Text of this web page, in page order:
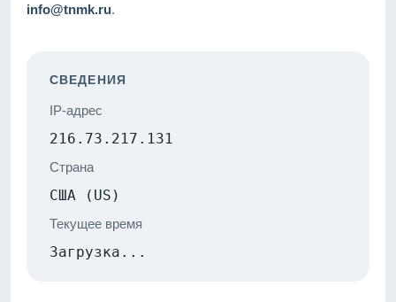
info@tnmk.ru.
СВЕДЕНИЯ
IP-адрес
216.73.217.131
Страна
США (US)
Текущее время
Загрузка...